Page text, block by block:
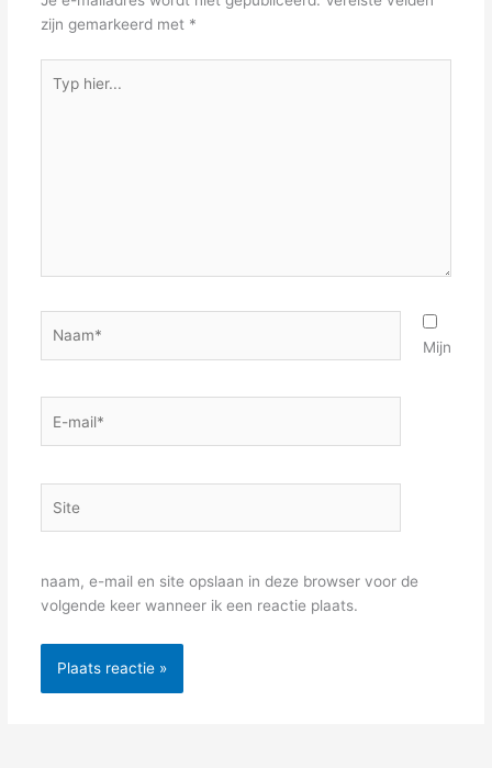
zijn gemarkeerd met *
hier...
mail*
Mijn
naam, e-mail en site opslaan in deze browser voor de
volgende keer wanneer ik een reactie plaats.